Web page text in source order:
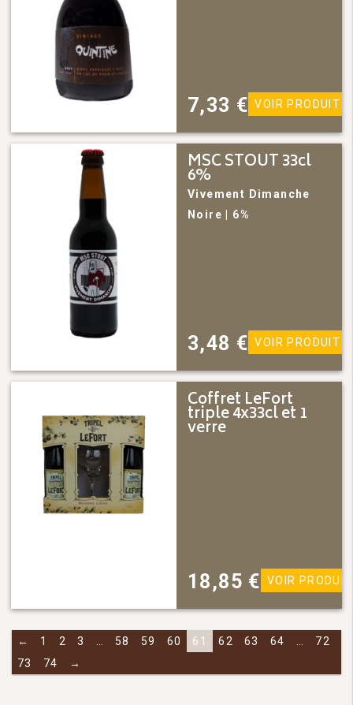
7,33 € VOIR PRODUIT
MSC STOUT 33cl
6%
Vivement Dimanche
Noire
| 6%
3,48 € VOIR PRODUIT
Coffret LeFort
triple 4x33cl et 1
verre
18,85 € VOIR PRODUIT
← 1 2 3 58 59 60 61 62 63 64
72
73
74 →